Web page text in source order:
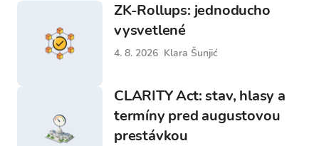
ZK-Rollups: jednoducho
vysvetlené
4. 8. 2026 Klara Šunjić
CLARITY Act: stav, hlasy a
termíny pred augustovou
prestávkou